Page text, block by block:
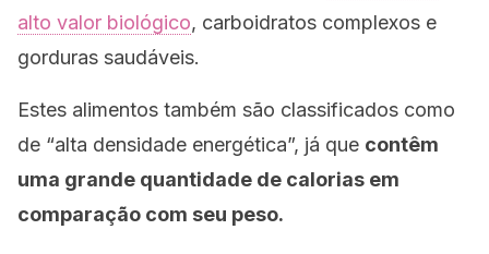
alto valor biológico, carboidratos complexos e
gorduras saudáveis.
Estes alimentos também são classificados como
de “alta densidade energética”, já que contêm
uma grande quantidade de calorias em
comparação com seu peso.